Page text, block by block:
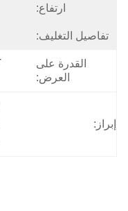
ارتفاع:
تفاصيل التغليف:
القدرة على
العرض:
إبراز: